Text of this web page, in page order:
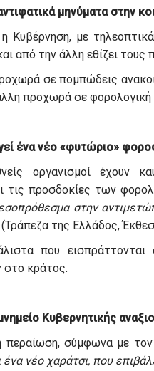
μηνύματα στην
Κυβέρνηση, με
από την άλλη εθίζει τους
σε πομπώδεις
προχωρά σε φορολογική
ένανέο «φυτώριο»
οργανισμοί έχουν
τις προσδοκίες των
στην
(Τράπεζα της Ελλάδος,
που
στο κράτος.
Κυβερνητικής
η περαίωση, σύμφωνα με
ένα νέο χαράτσι, που